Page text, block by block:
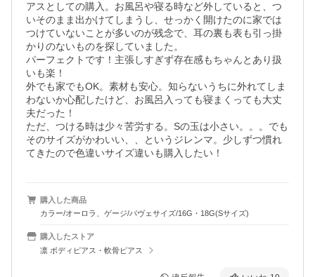
アスとしての購入。お風呂や寝る時など外していると、つ
いそのまま出かけてしまうし、せっかく開けたのに家では
つけていないことが多いのが残念で、耳の裏も表も引っ掛
かりのないものを探していました。
パーフェクトです！主張しすぎず存在感もちゃんとあり扱
いも楽！
外でも家でもOK。素材も安心。知らないうちに外れてしま
わないか心配したけど、お風呂入っても寝まくっても大丈
夫だった！
ただ、つける時は少々苦労する。Sの玉は小さい。。。でも
そのサイズがかわいい、、というジレンマ。少しずつ慣れ
てきたので色違いサイズ違いも購入したい！
購入した商品
カラー/オーロラ、ゲージ/パヴェサイズ/16G・18G(Sサイズ)
購入したストア
凛 ボディピアス・軟骨ピアス